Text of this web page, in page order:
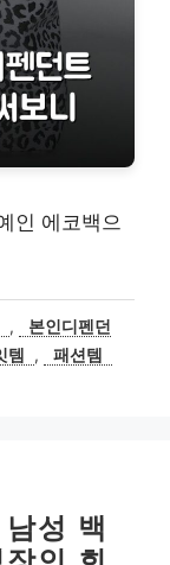
인 에코백으
,
본인디펜던
템 , 패션템
성 백